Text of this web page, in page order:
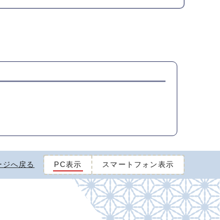
へ戻る PC表示 スマートフォン表示